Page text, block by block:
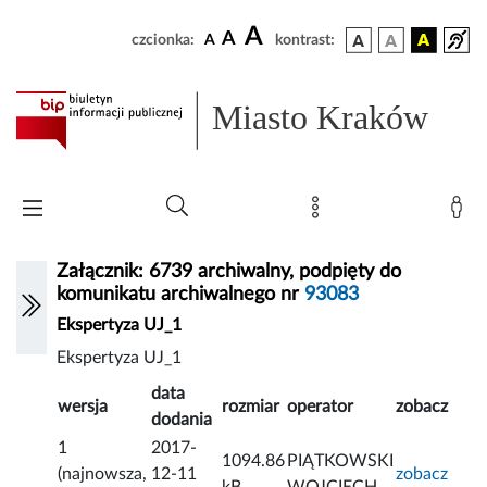
czcionka: A A A kontrast:
Miasto Kraków
Załącznik: 6739 archiwalny, podpięty do
komunikatu archiwalnego nr 93083
Ekspertyza UJ_1
Ekspertyza UJ_1
wersja
data
dodania
rozmiar operator zobacz
1
(najnowsza,
2017-
12-11
1094.86PIĄTKOWSKI
zobacz